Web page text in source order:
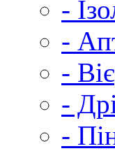
-
-
-
-
-